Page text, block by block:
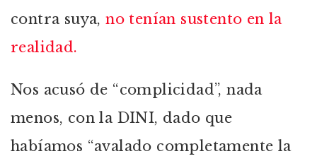
contra suya,no tenían sustento en la
realidad.
Nos acusó de “complicidad”, nada
menos, con la DINI, dado que
habíamos “avalado completamente la